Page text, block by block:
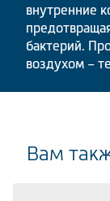
внутренние
бактерий.
воздухом –
Вам